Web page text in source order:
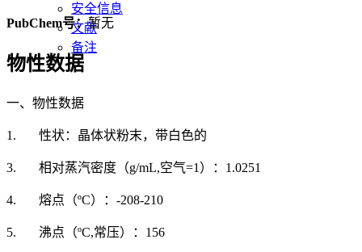
安全信息
文献
备注
PubChem号：暂无
物性数据
一、物性数据
1. 性状：晶体状粉末，带白色的
3. 相对蒸汽密度（g/mL,空气=1）：1.0251
4. 熔点（ºC）：-208-210
5. 沸点（ºC,常压）：156